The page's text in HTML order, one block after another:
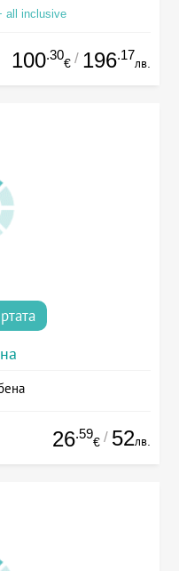
all inclusive
100.30
€ / 196.17
лв.
26.59
€ / 52лв.